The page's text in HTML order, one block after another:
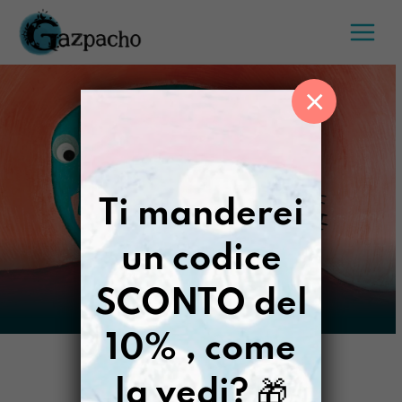
Salta
contenuto
Ti manderei
un codice
SCONTO del
10% , come
la vedi? 🎁
×